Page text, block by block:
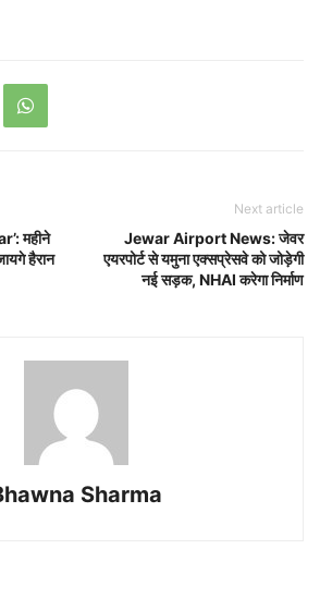
महीने
हैरान
Next article
Jewar Airport News: जेवर
एयरपोर्ट से यमुना एक्सप्रेसवे को जोड़ेगी
नई सड़क, NHAI करेगा निर्माण
Sharma